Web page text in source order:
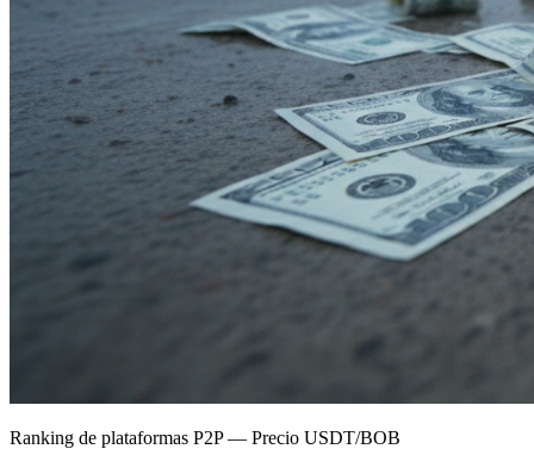
Ranking de plataformas P2P — Precio USDT/BOB